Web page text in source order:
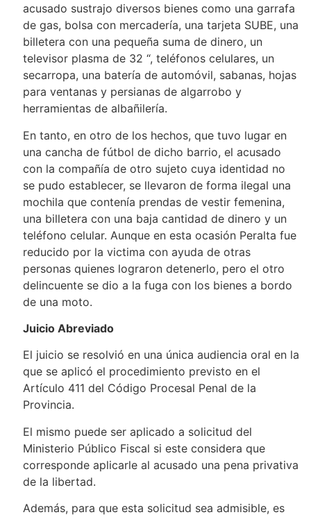
acusado sustrajo diversos bienes como una garrafa
de gas, bolsa con mercadería, una tarjeta SUBE, una
billetera con una pequeña suma de dinero, un
televisor plasma de 32 “, teléfonos celulares, un
secarropa, una batería de automóvil, sabanas, hojas
para ventanas y persianas de algarrobo y
herramientas de albañilería.
En tanto, en otro de los hechos, que tuvo lugar en
una cancha de fútbol de dicho barrio, el acusado
con la compañía de otro sujeto cuya identidad no
se pudo establecer, se llevaron de forma ilegal una
mochila que contenía prendas de vestir femenina,
una billetera con una baja cantidad de dinero y un
teléfono celular. Aunque en esta ocasión Peralta fue
reducido por la victima con ayuda de otras
personas quienes lograron detenerlo, pero el otro
delincuente se dio a la fuga con los bienes a bordo
de una moto.
Juicio Abreviado
El juicio se resolvió en una única audiencia oral en la
que se aplicó el procedimiento previsto en el
Artículo 411 del Código Procesal Penal de la
Provincia.
El mismo puede ser aplicado a solicitud del
Ministerio Público Fiscal si este considera que
corresponde aplicarle al acusado una pena privativa
de la libertad.
Además, para que esta solicitud sea admisible, es